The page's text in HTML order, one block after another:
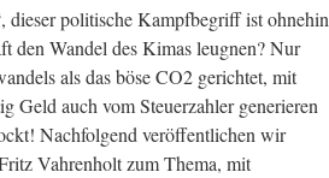
dieser politische Kampfbegriff ist ohnehin
den Wandel des Kimas leugnen? Nur
als das böse CO2 gerichtet, mit
Geld auch vom Steuerzahler generieren
Nachfolgend veröffentlichen wir
Vahrenholt zum Thema, mit